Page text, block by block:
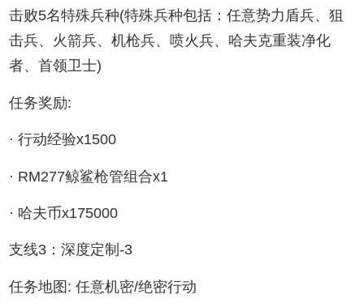
击败5名特殊兵种(特殊兵种包括：任意势力盾兵、狙
击兵、火箭兵、机枪兵、喷火兵、哈夫克重装净化
者、首领卫士)
任务奖励:
· 行动经验x1500
· RM277鲸鲨枪管组合x1
· 哈夫币x175000
支线3：深度定制-3
任务地图: 任意机密/绝密行动